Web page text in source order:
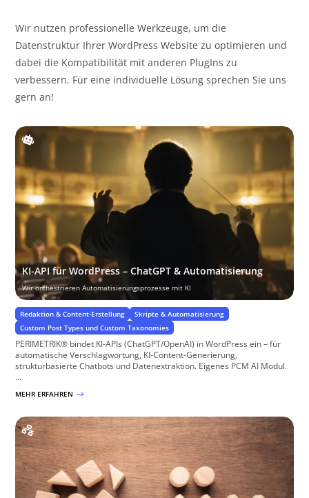
Wir nutzen professionelle Werkzeuge, um die
Datenstruktur Ihrer WordPress Website zu optimieren und
dabei die Kompatibilität mit anderen PlugIns zu
verbessern. Für eine individuelle Lösung sprechen Sie uns
gern an!
KI-API für WordPress – ChatGPT & Automatisierung
Wir orchestrieren Automatisierungsprozesse mit KI
Redaktion & Content-Erstellung
Skripte & Automatisierung
Custom Post Types und Custom Taxonomies
PERIMETRIK® bindet KI-APIs (ChatGPT/OpenAI) in WordPress ein – für
automatische Verschlagwortung, KI-Content-Generierung,
strukturbasierte Chatbots und Datenextraktion. Eigenes PCM AI Modul.
...
MEHR ERFAHREN $